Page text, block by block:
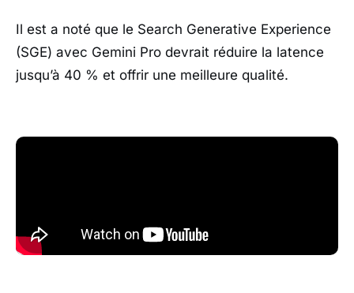
Il est a noté que le Search Generative Experience
(SGE) avec Gemini Pro devrait réduire la latence
jusqu’à 40 % et offrir une meilleure qualité.